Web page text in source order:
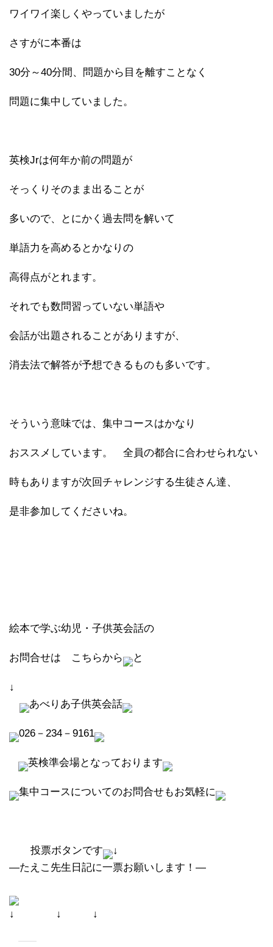
ワイワイ楽しくやっていましたが
さすがに本番は
30分～40分間、問題から目を離すことなく
問題に集中していました。
英検Jrは何年か前の問題が
そっくりそのまま出ることが
多いので、とにかく過去問を解いて
単語力を高めるとかなりの
高得点がとれます。
それでも数問習っていない単語や
会話が出題されることがありますが、
消去法で解答が予想できるものも多いです。
そういう意味では、集中コースはかなり
おススメしています。 全員の都合に合わせられない
時もありますが次回チャレンジする生徒さん達、
是非参加してくださいね。
絵本で学ぶ幼児・子供英会話の
お問合せは こちらから と
↓
あべりあ子供英会話
026－234－9161
英検準会場となっております
集中コースについてのお問合せもお気軽に
投票ボタンです
↓
―たえこ先生日記に一票お願いします！―
↓ ↓ ↓